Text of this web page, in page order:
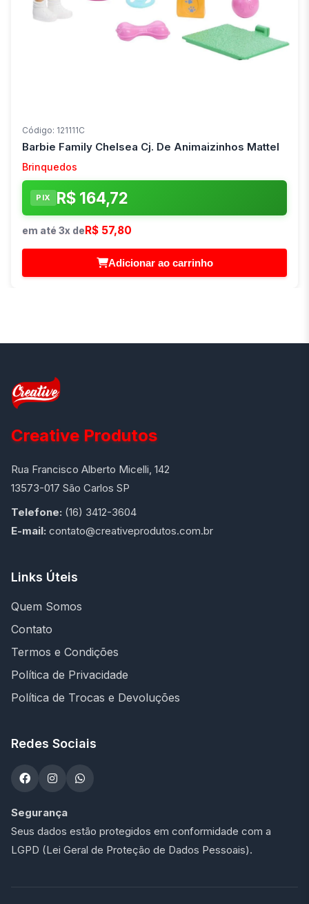
Código: 121111C
Barbie Family Chelsea Cj. De Animaizinhos Mattel
Brinquedos
PIX R$ 164,72
em até 3x deR$ 57,80
Adicionar ao carrinho
Creative Produtos
Rua Francisco Alberto Micelli, 142
13573-017 São Carlos SP
Telefone: (16) 3412-3604
E-mail: contato@creativeprodutos.com.br
Links Úteis
Quem Somos
Contato
Termos e Condições
Política de Privacidade
Política de Trocas e Devoluções
Redes Sociais
Segurança
Seus dados estão protegidos em conformidade com a
LGPD (Lei Geral de Proteção de Dados Pessoais).